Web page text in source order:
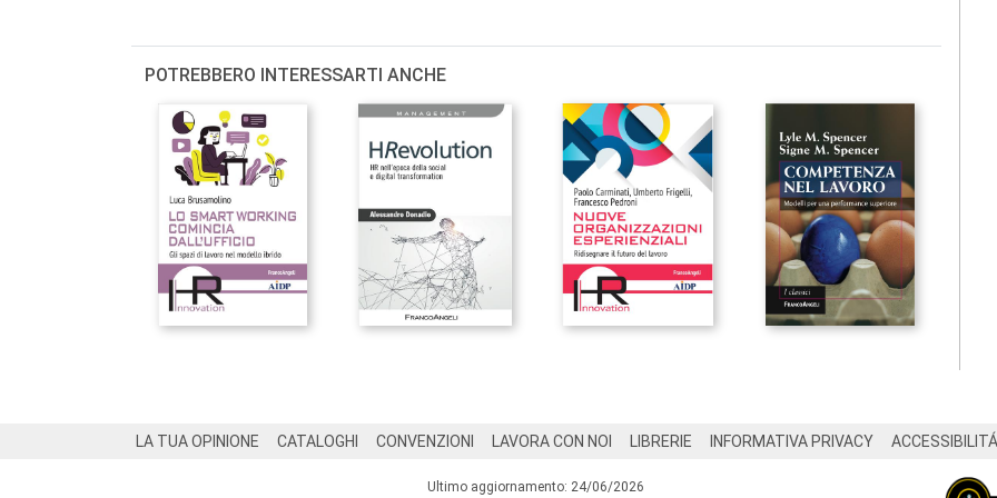
POTREBBERO INTERESSARTI ANCHE
LA TUA OPINIONE CATALOGHI CONVENZIONI LAVORA CON NOI LIBRERIE INFORMATIVA PRIVACY ACCESSIBILITÁ
Ultimo aggiornamento: 24/06/2026